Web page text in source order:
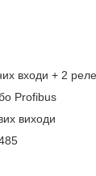
входи + 2
Profibus
виходи